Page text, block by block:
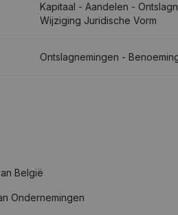
Kapitaal - Aandelen -
Wijziging Juridische Vorm
Ontslagnemingen -
België
Ondernemingen